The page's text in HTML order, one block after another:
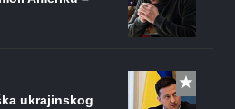
ukrajinskog